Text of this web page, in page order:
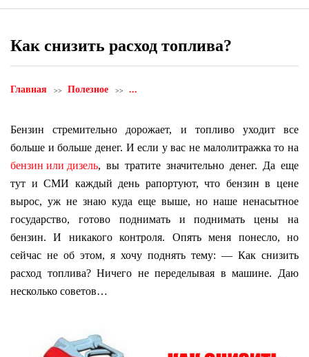
Как снизить расход топлива?
Главная Полезное ...
Бензин стремительно дорожает, и топливо уходит все
больше и больше денег. И если у вас не малолитражка то на
бензин или дизель, вы тратите значительно денег. Да еще
тут и СМИ каждый день рапортуют, что бензин в цене
вырос, уж не знаю куда еще выше, но наше ненасытное
государство, готово поднимать и поднимать цены на
бензин. И никакого контроля. Опять меня понесло, но
сейчас не об этом, я хочу поднять тему: — Как снизить
расход топлива? Ничего не переделывая в машине. Даю
несколько советов…